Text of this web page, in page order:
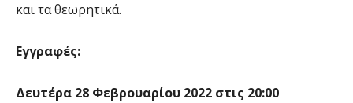
και τα θεωρητικά.
Εγγραφές:
Δευτέρα 28 Φεβρουαρίου 2022 στις 20:00